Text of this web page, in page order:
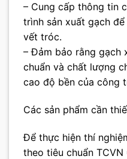
– Cung cấp thông tin
trình sản xuất gạch
vết tróc.
– Đảm bảo rằng gạch
chuẩn và chất lượng
cao độ bền của công
Các sản phẩm cần
Để thực hiện thí
theo tiêu chuẩn